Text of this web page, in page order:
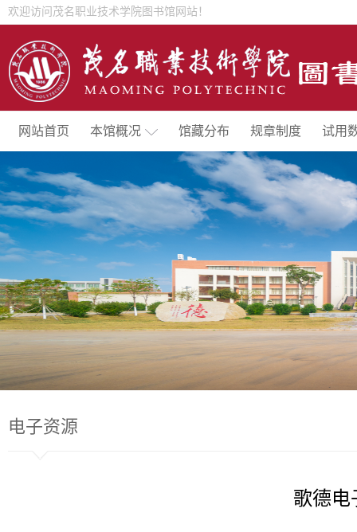
欢迎访问茂名职业技术学院图书馆网站！
网站首页 本馆概况 馆藏分布 规章制度 试用
电子资源
歌德电